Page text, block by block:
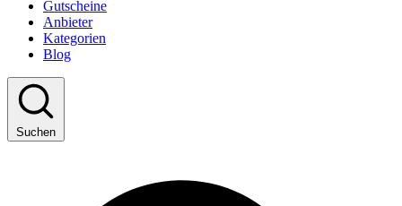
Gutscheine
Anbieter
Kategorien
Blog
Suchen